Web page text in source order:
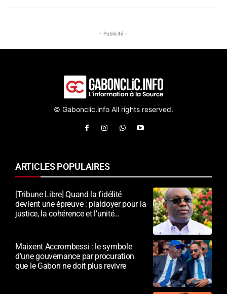
- Publicité -
© Gabonclic.info All rights reserved.
ARTICLES POPULAIRES
[Tribune Libre] Quand la fidélité
devient une épreuve : plaidoyer pour la
justice, la cohérence et l’unité
Maixent Accrombessi : le symbole
d’une gouvernance par procuration
que le Gabon ne doit plus revivre